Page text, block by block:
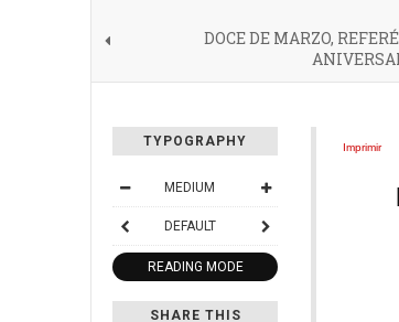
DOCE DE MARZO,
TYPOGRAPHY
MEDIUM
DEFAULT
READING MODE
SHARE THIS
Imprimir